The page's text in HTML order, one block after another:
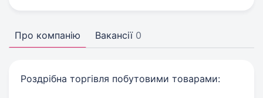
Про компанію Вакансії 0
Роздрібна торгівля побутовими товарами: